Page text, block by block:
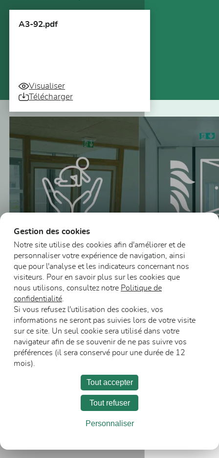
A3-92.pdf
Visualiser
Télécharger
Blocs-portes vitrés
en bois Petite
enfance
Blocs-portes
CarrièreEspace Presse
Recevoir les communications
Gestion des cookies
Notre site utilise des cookies afin d'améliorer et de
personnaliser votre expérience de navigation, ainsi
que pour l'analyse et les indicateurs concernant nos
visiteurs. Pour en savoir plus sur les cookies que
nous utilisons, consultez notre Politique de
confidentialité
Si vous refusez l'utilisation des cookies, vos
informations ne seront pas suivies lors de votre visite
sur ce site. Un seul cookie sera utilisé dans votre
navigateur afin de se souvenir de ne pas suivre vos
préférences (il sera conservé pour une durée de 12
mois).
Tout accepter
Tout refuser
Personnaliser